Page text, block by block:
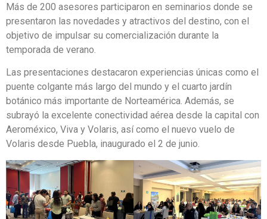
Más de 200 asesores participaron en seminarios donde se
presentaron las novedades y atractivos del destino, con el
objetivo de impulsar su comercialización durante la
temporada de verano.
Las presentaciones destacaron experiencias únicas como el
puente colgante más largo del mundo y el cuarto jardín
botánico más importante de Norteamérica. Además, se
subrayó la excelente conectividad aérea desde la capital con
Aeroméxico, Viva y Volaris, así como el nuevo vuelo de
Volaris desde Puebla, inaugurado el 2 de junio.